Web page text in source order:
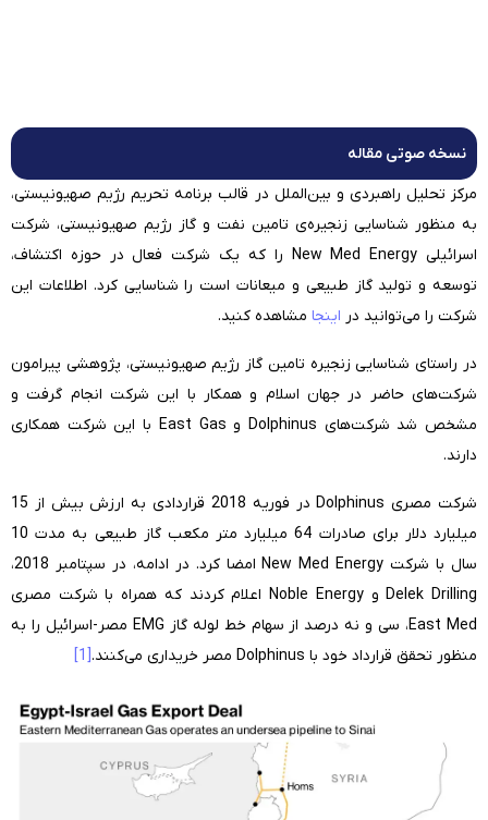
نسخه صوتی مقاله
مرکز تحلیل راهبردی و بین‌الملل در قالب برنامه تحریم رژیم صهیونیستی،
به منظور شناسایی زنجیره‌ی تامین نفت و گاز رژیم صهیونیستی، شرکت
اسرائیلی New Med Energy را که یک شرکت فعال در حوزه اکتشاف،
توسعه و تولید گاز طبیعی و میعانات است را شناسایی کرد. اطلاعات این
شرکت را می‌توانید در اینجا مشاهده کنید.
در راستای شناسایی زنجیره تامین گاز رژیم صهیونیستی، پژوهشی پیرامون
شرکت‌های حاضر در جهان اسلام و همکار با این شرکت انجام گرفت و
مشخص شد شرکت‌های Dolphinus و East Gas با این شرکت همکاری
دارند.
شرکت مصری Dolphinus در فوریه 2018 قراردادی به ارزش بیش از 15
میلیارد دلار برای صادرات 64 میلیارد متر مکعب گاز طبیعی به مدت 10
سال با شرکت New Med Energy امضا کرد. در ادامه، در سپتامبر 2018،
Delek Drilling و Noble Energy اعلام کردند که همراه با شرکت مصری
East Med، سی و نه درصد از سهام خط لوله گاز EMG مصر-اسرائیل را به
منظور تحقق قرارداد خود با Dolphinus مصر خریداری می‌کنند.
[1]